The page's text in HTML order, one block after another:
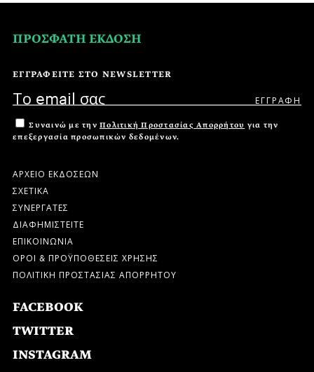
ΠΡΟΣΦΑΤΗ ΕΚΔΟΣΗ
ΕΓΓΡΑΦΕΙΤΕ ΣΤΟ NEWSLETTER
Συναινώ με την Πολιτική Προστασίας Απορρήτου για την
επεξεργασία προσωπικών δεδομένων.
ΑΡΧΕΙΟ ΕΚΔΟΣΕΩΝ
ΣΧΕΤΙΚΑ
ΣΥΝΕΡΓΑΤΕΣ
ΔΙΑΦΗΜΙΣΤΕΙΤΕ
ΕΠΙΚΟΙΝΩΝΙΑ
ΟΡΟΙ & ΠΡΟΫΠΟΘΕΣΕΙΣ ΧΡΗΣΗΣ
ΠΟΛΙΤΙΚΗ ΠΡΟΣΤΑΣΙΑΣ ΑΠΟΡΡΗΤΟΥ
FACEBOOK
TWITTER
INSTAGRAM